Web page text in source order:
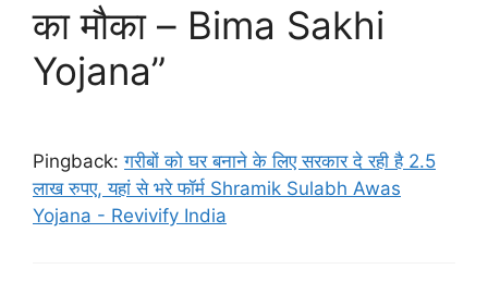
का मौका – Bima Sakhi
Yojana”
Pingback:गरीबों को घर बनाने के लिए सरकार दे रही है 2.5
लाख रुपए, यहां से भरे फॉर्म Shramik Sulabh Awas
Yojana - Revivify India